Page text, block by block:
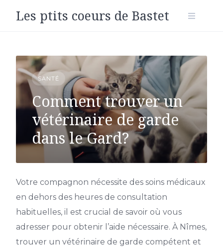
Les ptits coeurs de Bastet
SANTÉ
Comment trouver un
vétérinaire de garde
dans le Gard?
Votre compagnon nécessite des soins médicaux
en dehors des heures de consultation
habituelles, il est crucial de savoir où vous
adresser pour obtenir l’aide nécessaire. À Nîmes,
trouver un vétérinaire de garde compétent et